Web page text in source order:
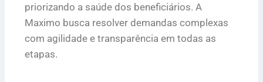
priorizando a saúde dos beneficiários. A
Maximo busca resolver demandas complexas
com agilidade e transparência em todas as
etapas.